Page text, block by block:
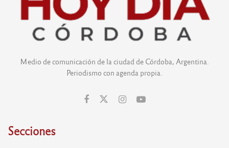
Medio de comunicación de la ciudad de Córdoba, Argentina.
Periodismo con agenda propia.
Secciones